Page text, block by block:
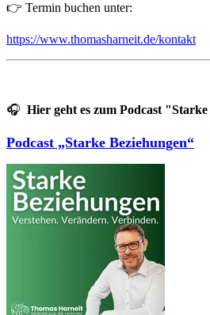
👉 Termin buchen unter:
https://www.thomasharneit.de/kontakt
🎧 Hier geht es zum Podcast
Podcast „Starke Beziehungen“